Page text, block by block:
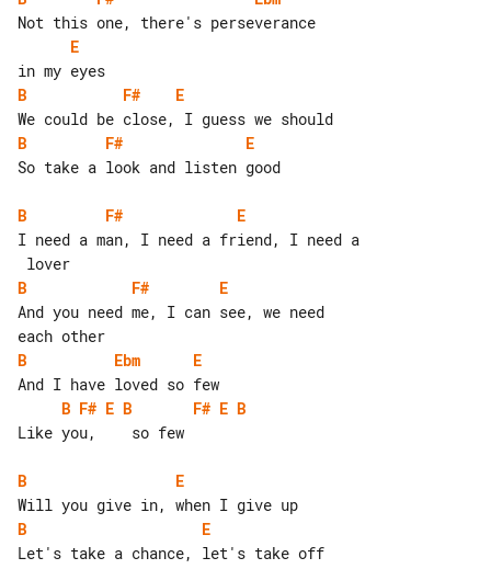
E
B
F#
E
B
F#
E
So take a look and listen good
B F#
E
I need a man, I need a friend, I need a
B
F#
E
And you need me, I can see, we need
B
Ebm
E
B F# E B F# E B
Like you,    so few
B
E
B
E